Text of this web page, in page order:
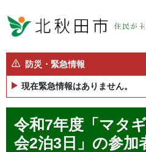
防災・緊急情報
現在緊急情報はありません。
令和7年度「マタ
会2泊3日」の参加